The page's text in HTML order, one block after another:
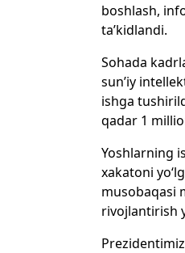
boshlash,
ta’kidlandi.
Sohada
sun’iy
ishga
qadar 1
Yoshlarning
xakatoni
musobaqasi
rivojlantirish